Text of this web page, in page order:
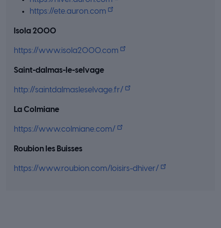
https://ete.auron.com
Isola 2000
https://www.isola2000.com
Saint-dalmas-le-selvage
http://saintdalmasleselvage.fr/
La Colmiane
https://www.colmiane.com/
Roubion les Buisses
https://www.roubion.com/loisirs-dhiver/